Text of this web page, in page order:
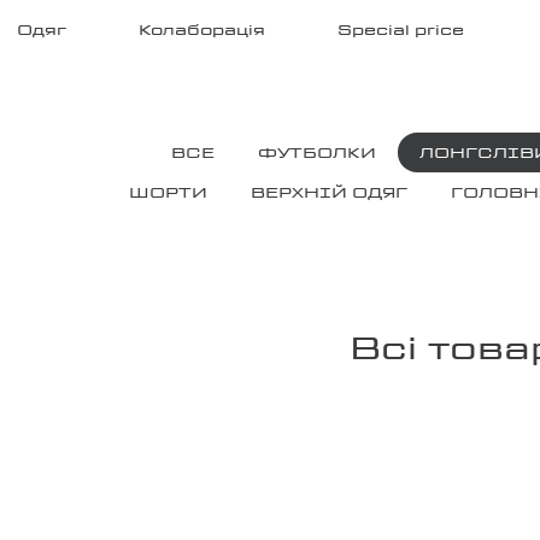
Одяг Колаборація Special price
Головна /
ВСЕ ФУТБОЛКИ
ШОРТИ
ВЕРХНІЙ ОДЯГ
Всі ЛОНГСЛІВ